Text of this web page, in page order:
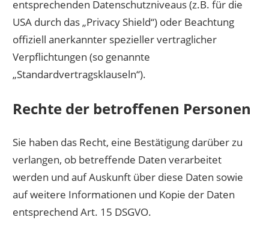
entsprechenden Datenschutzniveaus (z.B. für die
USA durch das „Privacy Shield“) oder Beachtung
offiziell anerkannter spezieller vertraglicher
Verpflichtungen (so genannte
„Standardvertragsklauseln“).
Rechte der betroffenen Personen
Sie haben das Recht, eine Bestätigung darüber zu
verlangen, ob betreffende Daten verarbeitet
werden und auf Auskunft über diese Daten sowie
auf weitere Informationen und Kopie der Daten
entsprechend Art. 15 DSGVO.